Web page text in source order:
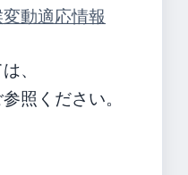
動適応情報
、
照ください。